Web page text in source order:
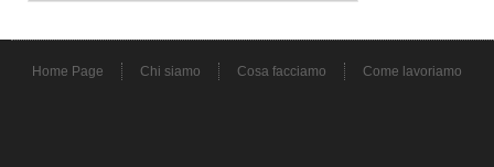
Home Page Chi siamo Cosa facciamo Come lavoriamo